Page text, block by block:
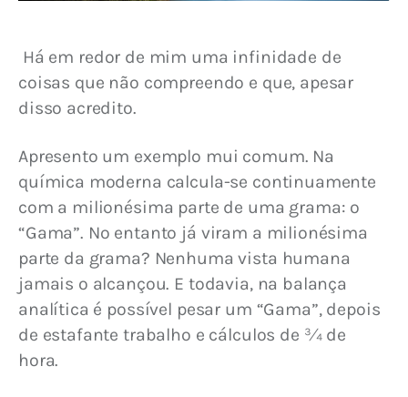
coisas que não compreendo e que, apesar
disso acredito.
Apresento um exemplo mui comum. Na
química moderna calcula-se continuamente
com a milionésima parte de uma grama: o
“Gama”. No entanto já viram a milionésima
parte da grama? Nenhuma vista humana
jamais o alcançou. E todavia, na balança
analítica é possível pesar um “Gama”, depois
de estafante trabalho e cálculos de ¾ de
hora.